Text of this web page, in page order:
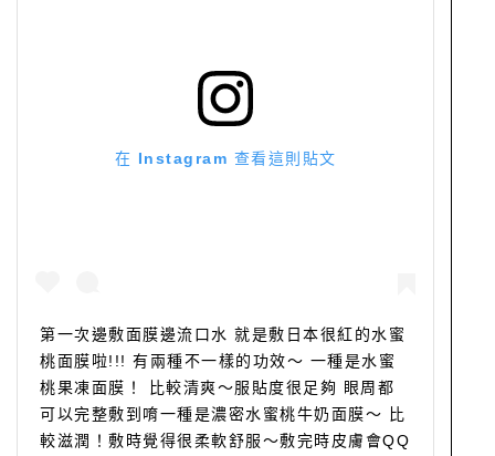
在 Instagram 查看這則貼文
第一次邊敷面膜邊流口水 就是敷日本很紅的水蜜
桃面膜啦!!! 有兩種不一樣的功效～ 一種是水蜜
桃果凍面膜！ 比較清爽～服貼度很足夠 眼周都
可以完整敷到唷一種是濃密水蜜桃牛奶面膜～ 比
較滋潤！敷時覺得很柔軟舒服～敷完時皮膚會QQ